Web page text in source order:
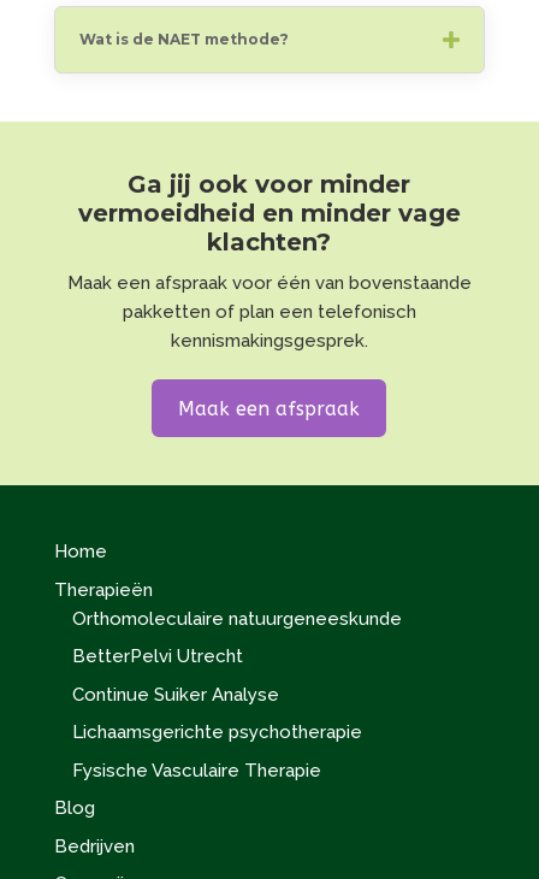
Wat is de NAET methode?
Ga jij ook voor minder
vermoeidheid en minder vage
klachten?
Maak een afspraak voor één van bovenstaande
pakketten of plan een telefonisch
kennismakingsgesprek.
Maak een afspraak
Home
Therapieën
Orthomoleculaire natuurgeneeskunde
BetterPelvi Utrecht
Continue Suiker Analyse
Lichaamsgerichte psychotherapie
Fysische Vasculaire Therapie
Blog
Bedrijven